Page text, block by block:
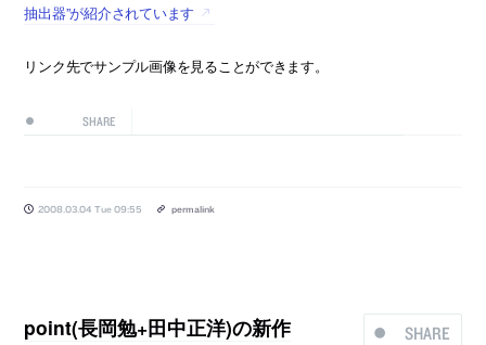
抽出器”が紹介されています
リンク先でサンプル画像を見ることができます。
SHARE
2008.03.04 Tue 09:55 permalink
SHARE
point(長岡勉+田中正洋)の新作